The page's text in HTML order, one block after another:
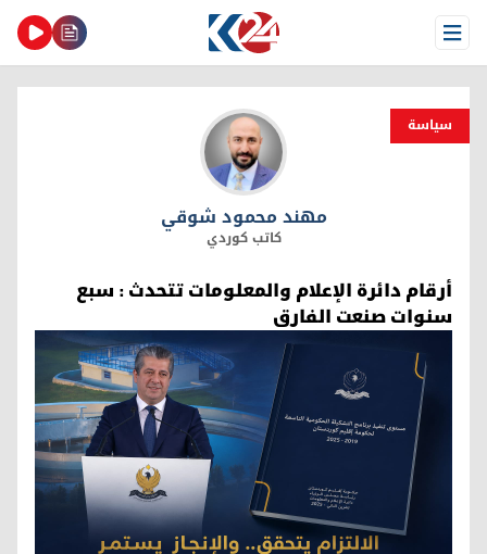
Open Menu
سیاسة
مهند محمود شوقي
مهند محمود شوقي
كاتب كوردي
أرقام دائرة الإعلام والمعلومات تتحدث : سبع
سنوات صنعت الفارق